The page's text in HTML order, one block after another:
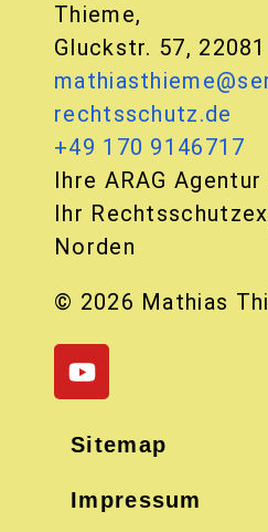
Thieme,
Gluckstr. 57,
rechtsschutz.de
+49 170 9146717
Ihre ARAG
Ihr
Norden
© 2026 Mathias
Sitemap
Impressum